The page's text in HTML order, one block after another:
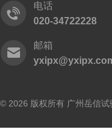
电话
020-34722228
邮箱
© 2026 版权所有 广州岳信